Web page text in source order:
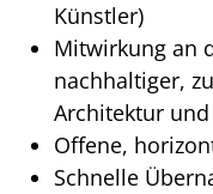
Künstler)
Mitwirkung an
nachhaltiger,
Architektur
Offene,
Schnelle